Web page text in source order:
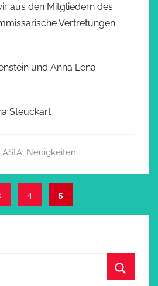
aus den Mitgliedern des
Vertretungen
und Anna Lena
Steuckart
, Neuigkeiten
4 5